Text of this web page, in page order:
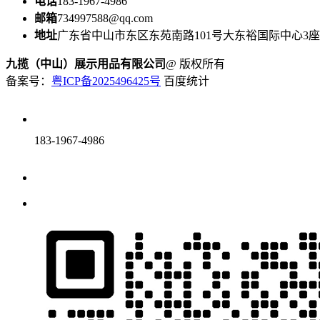
邮箱734997588@qq.com
地址广东省中山市东区东苑南路101号大东裕国际中心3
九揽（中山）展示用品有限公司 @ 版权所有
备案号： 粤ICP备2025496425号 百度统计
183-1967-4986